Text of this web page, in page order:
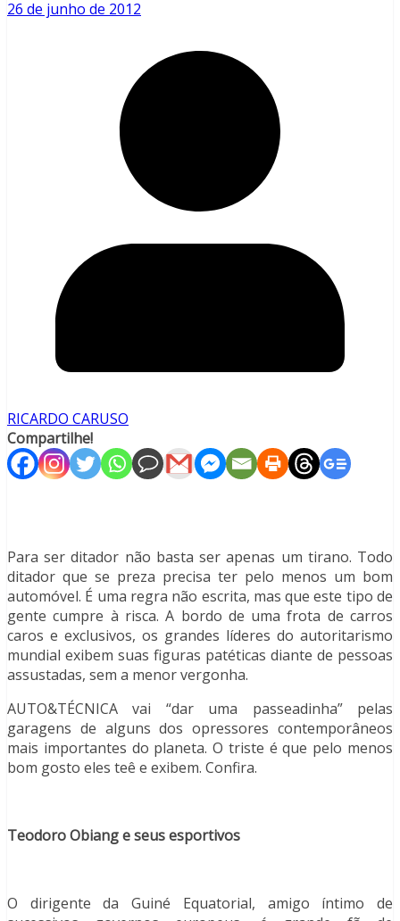
26 de junho de 2012
RICARDO CARUSO
Compartilhe!
Para ser ditador não basta ser apenas um tirano. Todo
ditador que se preza precisa ter pelo menos um bom
automóvel. É uma regra não escrita, mas que este tipo de
gente cumpre à risca. A bordo de uma frota de carros
caros e exclusivos, os grandes líderes do autoritarismo
mundial exibem suas figuras patéticas diante de pessoas
assustadas, sem a menor vergonha.
AUTO&TÉCNICA vai “dar uma passeadinha” pelas
garagens de alguns dos opressores contemporâneos
mais importantes do planeta. O triste é que pelo menos
bom gosto eles teê e exibem. Confira.
Teodoro Obiang e seus esportivos
O dirigente da Guiné Equatorial, amigo íntimo de